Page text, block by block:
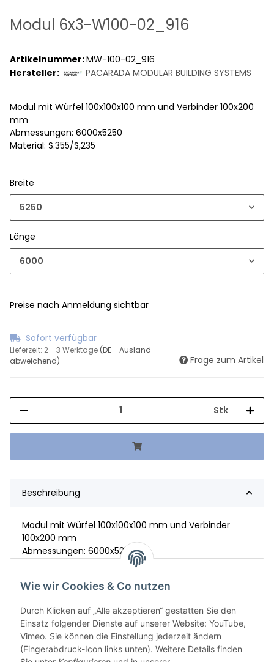
Modul 6x3-W100-02_916
Artikelnummer:MW-100-02_916
Hersteller:
PACARADA MODULAR BUILDING SYSTEMS
Modul mit Würfel 100x100x100 mm und Verbinder 100x200
mm
Abmessungen: 6000x5250
Material: S.355/S,235
Breite
5250
Länge
6000
Preise nach Anmeldung sichtbar
Sofort verfügbar
Lieferzeit: 2 - 3 Werktage (DE - Ausland
abweichend)
Frage zum Artikel
Stk
Beschreibung
Modul mit Würfel 100x100x100 mm und Verbinder
100x200 mm
Abmessungen: 6000x5250
Wie wir Cookies & Co nutzen
Durch Klicken auf „Alle akzeptieren“ gestatten Sie den
Einsatz folgender Dienste auf unserer Website: YouTube,
Vimeo. Sie können die Einstellung jederzeit ändern
(Fingerabdruck-Icon links unten). Weitere Details finden